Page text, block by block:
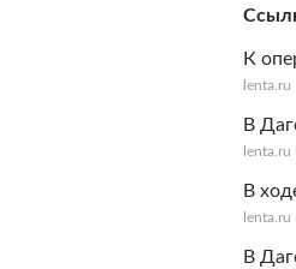
К
lenta.ru
В
lenta.ru
В
lenta.ru
В